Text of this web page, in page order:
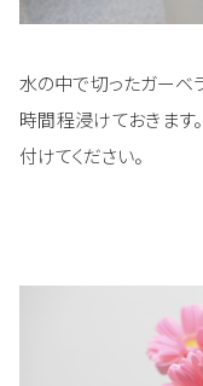
水の中で切ったガー
時間程浸けておきます
付けてください。